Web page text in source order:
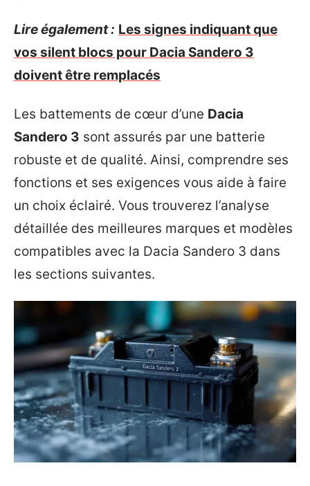
Lire également : Les signes indiquant que
vos silent blocs pour Dacia Sandero 3
doivent être remplacés
Les battements de cœur d’une Dacia
Sandero 3 sont assurés par une batterie
robuste et de qualité. Ainsi, comprendre ses
fonctions et ses exigences vous aide à faire
un choix éclairé. Vous trouverez l’analyse
détaillée des meilleures marques et modèles
compatibles avec la Dacia Sandero 3 dans
les sections suivantes.